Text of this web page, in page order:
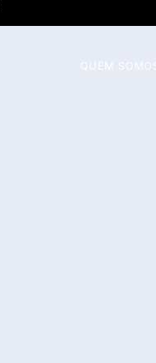
QUEM SOMOS